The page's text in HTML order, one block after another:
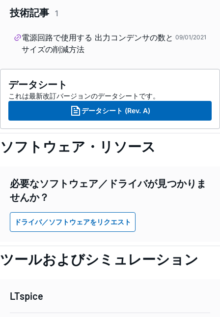
技術記事 1
電源回路で使用する 出力コンデンサの数と
サイズの削減方法
09/01/2021
データシート
これは最新改訂バージョンのデータシートです。
データシート (Rev. A)
ソフトウェア・リソース
必要なソフトウェア／ドライバが見つかりま
せんか？
ドライバ／ソフトウェアをリクエスト
ツールおよびシミュレーション
LTspice